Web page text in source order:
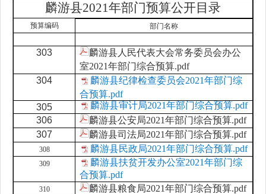
麟游县2021年部门预算公开目录
预算编码 部门名称
303
麟游县人民代表大会常务委员会办公
室2021年部门综合预算.pdf
304
麟游县纪律检查委员会2021年部门综
合预算.pdf
305
麟游县审计局2021年部门综合预算.pdf
306
麟游县公安局2021年部门综合预算.pdf
307
麟游县司法局2021年部门综合预算.pdf
308 麟游县民政局2021年部门综合预算.pdf
309
麟游县扶贫开发办公室2021年部门综
合预算.pdf
310 麟游县粮食局2021年部门综合预算.pdf